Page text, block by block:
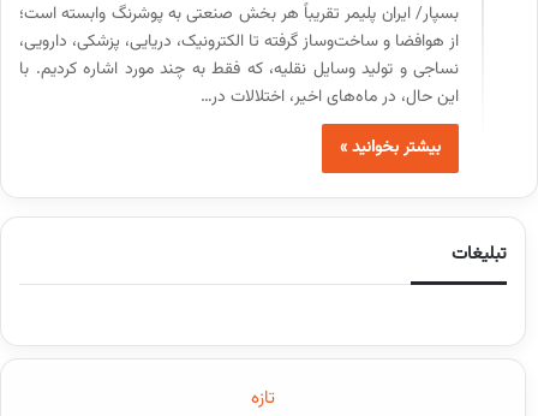
بسپار/ ایران پلیمر تقریباً هر بخش صنعتی به پوشرنگ وابسته است؛
از هوافضا و ساخت‌وساز گرفته تا الکترونیک، دریایی، پزشکی، دارویی،
نساجی و تولید وسایل نقلیه، که فقط به چند مورد اشاره کردیم. با
این حال، در ماه‌های اخیر، اختلالات در…
بیشتر بخوانید »
تبلیغات
تازه